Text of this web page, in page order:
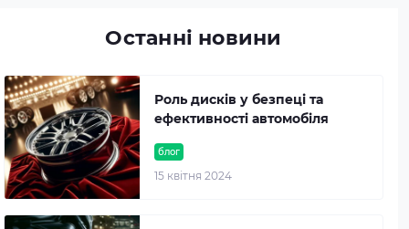
Останні новини
блог
15 квітня 2024
Роль дисків у безпеці та
ефективності автомобіля